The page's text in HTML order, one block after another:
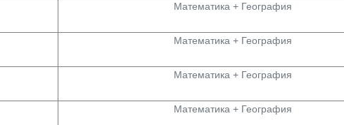
Математика + География
Математика + География
Математика + География
Математика + География